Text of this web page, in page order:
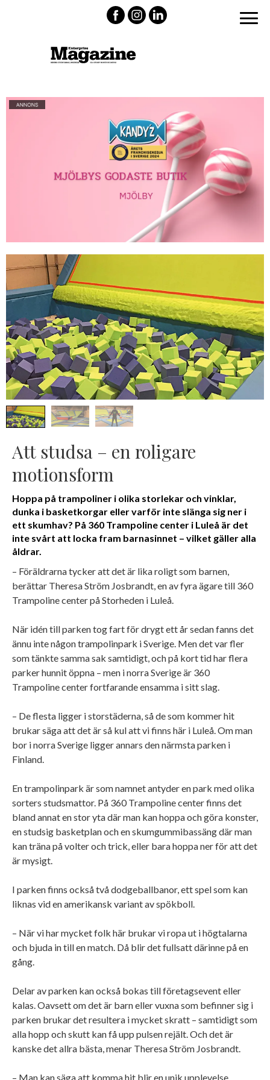
Att studsa – en roligare
motionsform
Hoppa på trampoliner i olika storlekar och vinklar,
dunka i basketkorgar eller varför inte slänga sig ner i
ett skumhav? På 360 Trampoline center i Luleå är det
inte svårt att locka fram barnasinnet – vilket gäller alla
åldrar.
– Föräldrarna tycker att det är lika roligt som barnen,
berättar Theresa Ström Josbrandt, en av fyra ägare till 360
Trampoline center på Storheden i Luleå.
När idén till parken tog fart för drygt ett år sedan fanns det
ännu inte någon trampolinpark i Sverige. Men det var fler
som tänkte samma sak samtidigt, och på kort tid har flera
parker hunnit öppna – men i norra Sverige är 360
Trampoline center fortfarande ensamma i sitt slag.
– De flesta ligger i storstäderna, så de som kommer hit
brukar säga att det är så kul att vi finns här i Luleå. Om man
bor i norra Sverige ligger annars den närmsta parken i
Finland.
En trampolinpark är som namnet antyder en park med olika
sorters studsmattor. På 360 Trampoline center finns det
bland annat en stor yta där man kan hoppa och göra konster,
en studsig basketplan och en skumgummibassäng där man
kan träna på volter och trick, eller bara hoppa ner för att det
är mysigt.
I parken finns också två dodgeballbanor, ett spel som kan
liknas vid en amerikansk variant av spökboll.
– När vi har mycket folk här brukar vi ropa ut i högtalarna
och bjuda in till en match. Då blir det fullsatt därinne på en
gång.
Delar av parken kan också bokas till företagsevent eller
kalas. Oavsett om det är barn eller vuxna som befinner sig i
parken brukar det resultera i mycket skratt – samtidigt som
alla hopp och skutt kan få upp pulsen rejält. Och det är
kanske det allra bästa, menar Theresa Ström Josbrandt.
– Man kan säga att komma hit blir en unik upplevelse